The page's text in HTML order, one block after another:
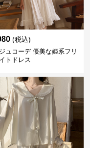
(税込)
ュコーデ 優美な姫系フリ
トドレス